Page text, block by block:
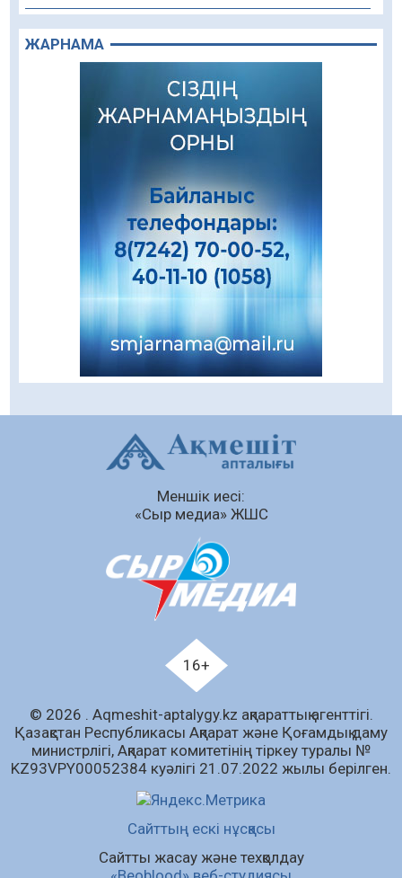
Құрылыс қарқыны – қала дамуының айғағы
08.08.2026
Зәулім ғимараттарда туған жерді түлеткен
азаматтардың қолтаңбасы бар
Еңбегі ерлікпен тең мамандық
Даналықтың шырағданы, ой-сананың
шамшырағы
08.08.2026
Кенеге қарсы залалсыздандыру жұмыстары
жүргізілуде
07.08.2026
Сыбайлас жемқорлық
Аумақтан тыс соттылық – сот төрелігінің
ашықтығы мен қолжетімділігін арттыру
«Дауыс беру учаскесін қалай табуға болады?»￼
07.08.2026 62 0
Барлық жаңалық
ЖАРНАМА
Меншік иесі:
«Сыр медиа» ЖШС
16+
© 2026 . Аqmeshit-aptalygy.kz ақпараттық агенттігі.
Қазақстан Республикасы Ақпарат және Қоғамдық даму
министрлігі, Ақпарат комитетінің тіркеу туралы №
KZ93VPY00052384 куәлігі 21.07.2022 жылы берілген.
Сайттың ескі нұсқасы
Сайтты жасау және техқолдау